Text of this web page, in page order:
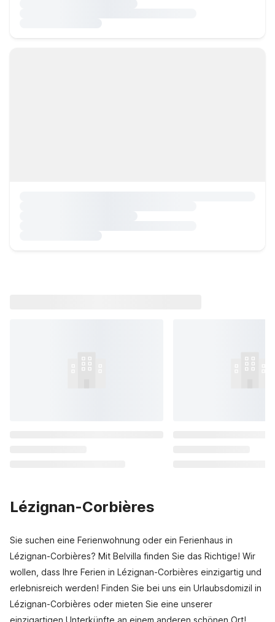
Lézignan-Corbières
Sie suchen eine Ferienwohnung oder ein Ferienhaus in
Lézignan-Corbières? Mit Belvilla finden Sie das Richtige! Wir
wollen, dass Ihre Ferien in Lézignan-Corbières einzigartig und
erlebnisreich werden! Finden Sie bei uns ein Urlaubsdomizil in
Lézignan-Corbières oder mieten Sie eine unserer
einzigartigen Unterkünfte an einem anderen schönen Ort!